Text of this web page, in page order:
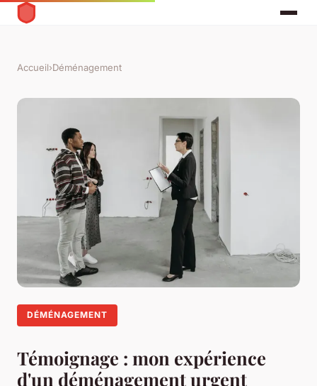
Accueil›Déménagement
DÉMÉNAGEMENT
Témoignage : mon expérience
d'un déménagement urgent